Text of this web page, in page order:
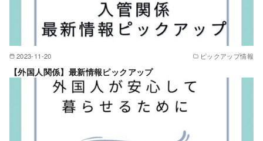
2023-11-20 ピックアップ情報
【外国人関係】最新情報ピックアップ